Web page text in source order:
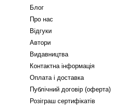
Блог
Про нас
Відгуки
Автори
Видавництва
Контактна інформація
Оплата і доставка
Публічний договір (оферта)
Розіграш сертифікатів